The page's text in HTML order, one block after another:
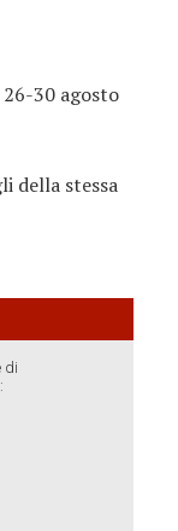
26-30 agosto
della stessa
di